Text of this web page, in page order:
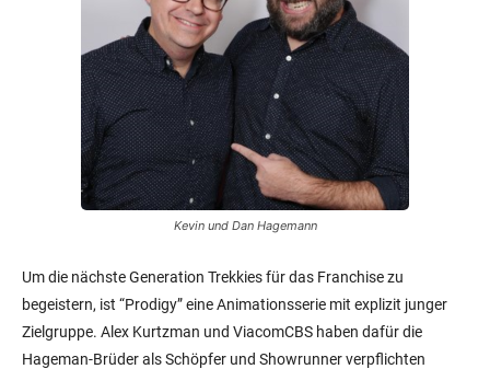
Kevin und Dan Hagemann
Um die nächste Generation Trekkies für das Franchise zu
begeistern, ist “Prodigy” eine Animationsserie mit explizit junger
Zielgruppe. Alex Kurtzman und ViacomCBS haben dafür die
Hageman-Brüder als Schöpfer und Showrunner verpflichten